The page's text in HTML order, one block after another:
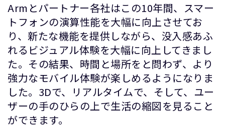
Armとパートナー各社はこの10年間、スマー
トフォンの演算性能を大幅に向上させてお
り、新たな機能を提供しながら、没入感あふ
れるビジュアル体験を大幅に向上してきまし
た。その結果、時間と場所をと問わず、より
強力なモバイル体験が楽しめるようになりま
した。3Dで、リアルタイムで、そして、ユー
ザーの手のひらの上で生活の縮図を見ること
ができます。